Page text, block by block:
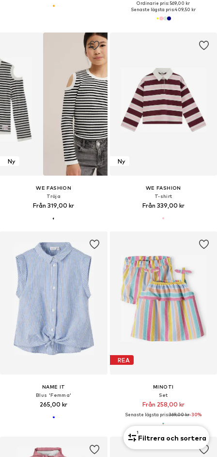
Ordinarie pris: 569,00 kr
Senaste lägsta pris:409,50 kr
Ny
WE FASHION
Tröja
Från 319,00 kr
Ny
WE FASHION
T-shirt
Från 339,00 kr
NAME IT
Blus 'Femma'
265,00 kr
REA
MINOTI
Set
Från 258,00 kr
Senaste lägsta pris:369,00 kr-30%
1
Filtrera och sortera